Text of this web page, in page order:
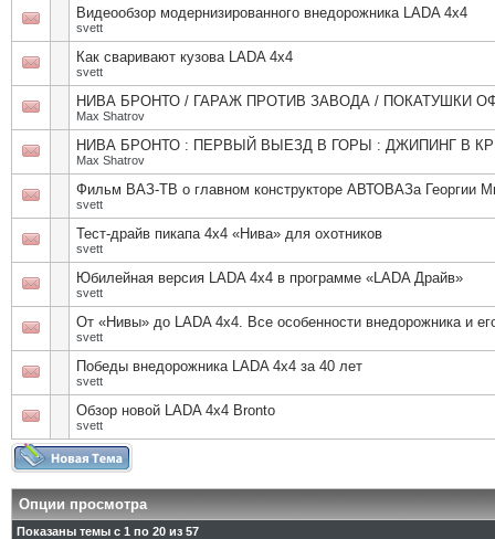
Видеообзор модернизированного внедорожника LADA 4х4
svett
Как сваривают кузова LADA 4x4
svett
НИВА БРОНТО / ГАРАЖ ПРОТИВ ЗАВОДА / ПОКАТУШКИ
Max Shatrov
НИВА БРОНТО : ПЕРВЫЙ ВЫЕЗД В ГОРЫ : ДЖИПИНГ В
Max Shatrov
Фильм ВАЗ-ТВ о главном конструкторе АВТОВАЗа Георгии
svett
Тест-драйв пикапа 4х4 «Нива» для охотников
svett
Юбилейная версия LADA 4х4 в программе «LADA Драйв»
svett
От «Нивы» до LADA 4х4. Все особенности внедорожника и
svett
Победы внедорожника LADA 4х4 за 40 лет
svett
Обзор новой LADA 4x4 Bronto
svett
Опции просмотра
Показаны темы с 1 по 20 из 57